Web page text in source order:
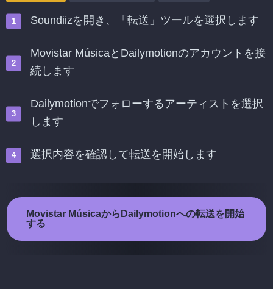
Soundiizを開き、「転送」ツールを選択します
Movistar MúsicaとDailymotionのアカウントを接
続します
Dailymotionでフォローするアーティストを選択
します
選択内容を確認して転送を開始します
Movistar MúsicaからDailymotionへの転送を開始
する